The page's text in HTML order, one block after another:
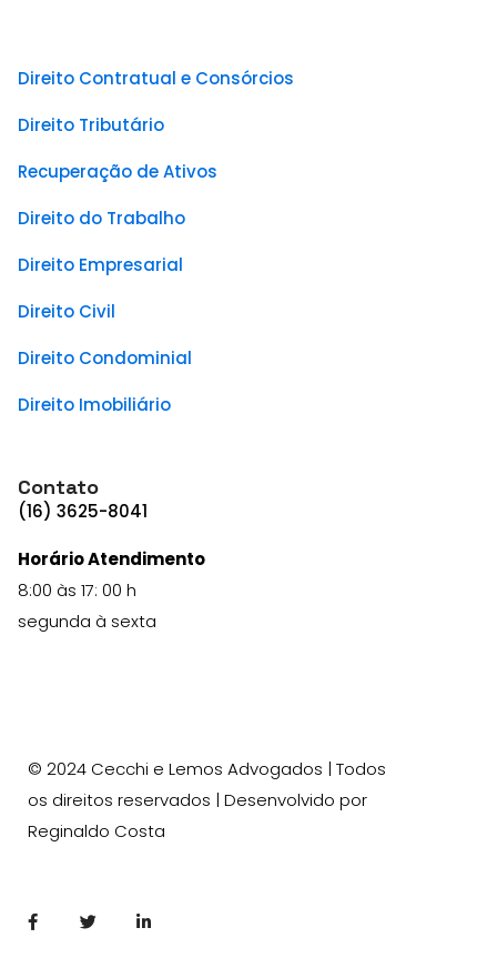
Direito Contratual e Consórcios
Direito Tributário
Recuperação de Ativos
Direito do Trabalho
Direito Empresarial
Direito Civil
Direito Condominial
Direito Imobiliário
Contato
(16) 3625-8041
Horário Atendimento
8:00 às 17: 00 h
segunda à sexta
© 2024 Cecchi e Lemos Advogados | Todos
os direitos reservados | Desenvolvido por
Reginaldo Costa